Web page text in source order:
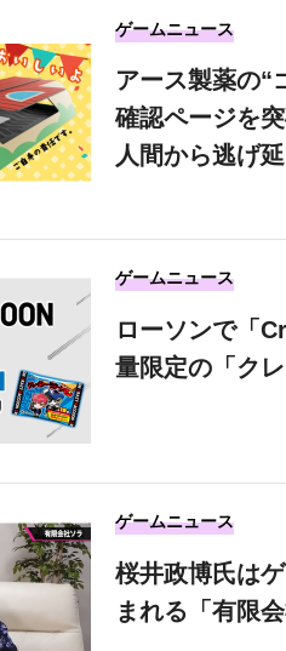
ゲームニュース
アース製薬の“
確認ページを
人間から逃げ
ゲームニュース
ローソンで「
量限定の「ク
ゲームニュース
桜井政博氏は
まれる「有限